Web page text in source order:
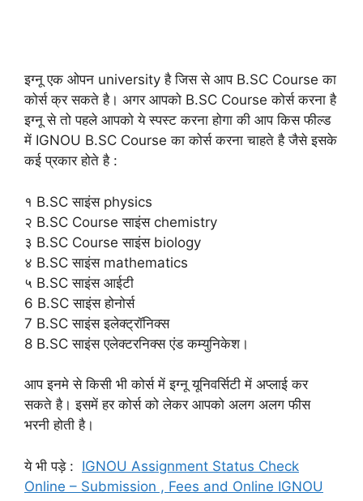
इग्नू एक ओपन university है जिस से आप B.SC Course का
कोर्स क्र सकते है। अगर आपको B.SC Course कोर्स करना है
इग्नू से तो पहले आपको ये स्पस्ट करना होगा की आप किस फील्ड
में IGNOU B.SC Course का कोर्स करना चाहते है जैसे इसके
कई प्रकार होते है :
१ B.SC साइंस physics
२ B.SC Course साइंस chemistry
३ B.SC Course साइंस biology
४ B.SC साइंस mathematics
५ B.SC साइंस आईटी
6 B.SC साइंस होनोर्स
7 B.SC साइंस इलेक्ट्रॉनिक्स
8 B.SC साइंस एलेक्टरनिक्स एंड कम्युनिकेश।
आप इनमे से किसी भी कोर्स में इग्नू यूनिवर्सिटी में अप्लाई कर
सकते है। इसमें हर कोर्स को लेकर आपको अलग अलग फीस
भरनी होती है।
ये भी पड़े : IGNOU Assignment Status Check
Online – Submission , Fees and Online IGNOU